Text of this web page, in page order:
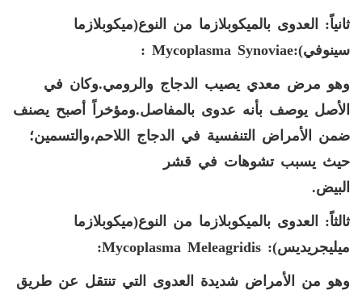
ثانياً: العدوى بالميكوبلازما من النوع(ميكوبلازما
سينوفي):Mycoplasma Synoviae
:
وهو مرض معدي يصيب الدجاج والرومي.وكان في
الأصل يوصف بأنه عدوى بالمفاصل.ومؤخراً أصبح يصنف
ضمن الأمراض التنفسية في الدجاج اللاحم،والتسمين؛
حيث يسبب تشوهات في قشر
البيض.
ثالثاً: العدوى بالميكوبلازما من النوع(ميكوبلازما
ميليجريديس): Mycoplasma Meleagridis
:
وهو من الأمراض شديدة العدوى التي تنتقل عن طريق